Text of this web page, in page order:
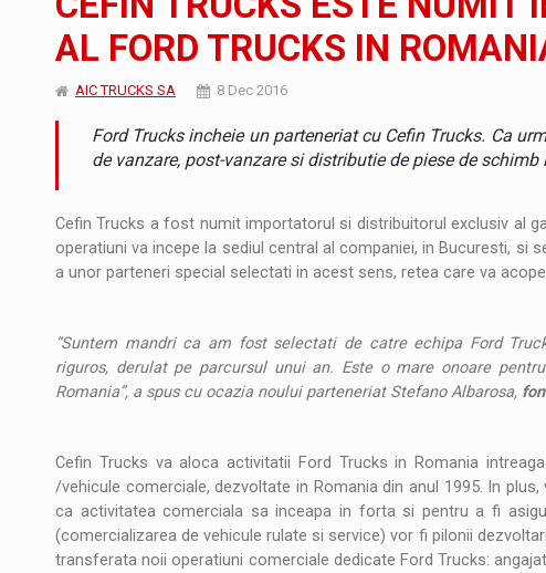
ARTICOLE Producatorii si comerciantii care nu se supun
INTERVIURI LEADERSHIP IN MISCARE
INTERVIURI CU BATERIILE PERMANENT INCARCATE
INTERVIURI OUR EDGE WILL COME FROM BEING THE MOST
STIRI Hard Enduro Piatra Craiului 2026, fueled by
STIRI Fondul de investitii BoldMind si echipa de
STIRI RANGE ROVER DEZVALUIE AL CINCILEA MEMBRU
STIRI Noul Mercedes-Benz VLE este acum disponibil
STIRI JAECOO 5 SHS-H a ajuns in Romania
AL FORD TRUCKS IN
AIC TRUCKS SA 8 Dec 2016
Ford Trucks incheie un parteneriat cu Cefin Trucks. Ca
de vanzare, post-vanzare si distributie de piese de schimb
Cefin Trucks a fost numit importatorul si distribuitorul exclusiv al
operatiuni va incepe la sediul central al companiei, in Bucuresti, si
a unor parteneri special selectati in acest sens, retea care va
“Suntem mandri ca am fost selectati de catre echipa Ford
riguros, derulat pe parcursul unui an. Este o mare onoare
Romania”, a spus cu ocazia noului parteneriat Stefano Albarosa,
Cefin Trucks va aloca activitatii Ford Trucks in Romania
/vehicule comerciale, dezvoltate in Romania din anul 1995. In
ca activitatea comerciala sa inceapa in forta si pentru a fi
(comercializarea de vehicule rulate si service) vor fi pilonii
transferata noii operatiuni comerciale dedicate Ford Trucks: